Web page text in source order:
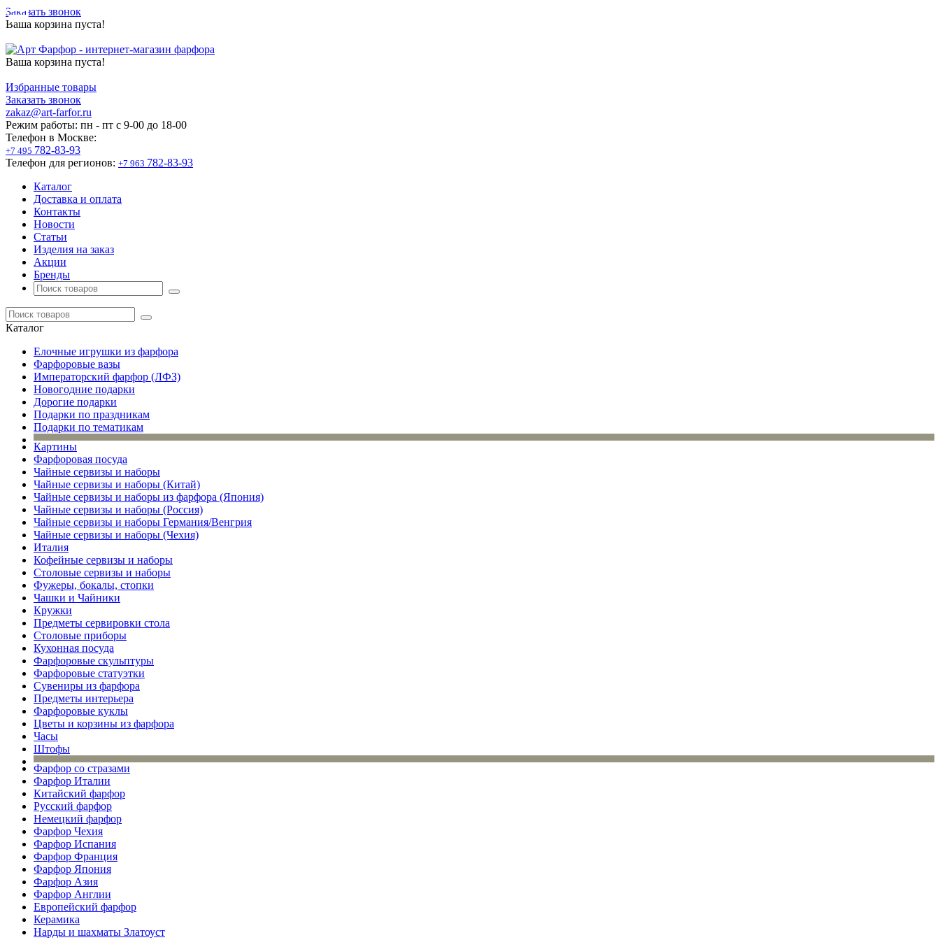
Заказать звонок
Ваша корзина пуста!
Ваша корзина пуста!
Избранные товары
Заказать звонок
zakaz@art-farfor.ru
Режим работы: пн - пт c 9-00 до 18-00
Телефон в Москве:
+7 495 782-83-93
Телефон для регионов: +7 963 782-83-93
Каталог
Доставка и оплата
Контакты
Новости
Статьи
Изделия на заказ
Акции
Бренды
Каталог
Елочные игрушки из фарфора
Фарфоровые вазы
Императорский фарфор (ЛФЗ)
Новогодние подарки
Дорогие подарки
Подарки по праздникам
Подарки по тематикам
Картины
Фарфоровая посуда
Чайные сервизы и наборы
Чайные сервизы и наборы (Китай)
Чайные сервизы и наборы из фарфора (Япония)
Чайные сервизы и наборы (Россия)
Чайные сервизы и наборы Германия/Венгрия
Чайные сервизы и наборы (Чехия)
Италия
Кофейные сервизы и наборы
Столовые сервизы и наборы
Фужеры, бокалы, стопки
Чашки и Чайники
Кружки
Предметы сервировки стола
Столовые приборы
Кухонная посуда
Фарфоровые скульптуры
Фарфоровые статуэтки
Сувениры из фарфора
Предметы интерьера
Фарфоровые куклы
Цветы и корзины из фарфора
Часы
Штофы
Фарфор со стразами
Фарфор Италии
Китайский фарфор
Русский фарфор
Немецкий фарфор
Фарфор Чехия
Фарфор Испания
Фарфор Франция
Фарфор Япония
Фарфор Азия
Фарфор Англии
Европейский фарфор
Керамика
Нарды и шахматы Златоуст